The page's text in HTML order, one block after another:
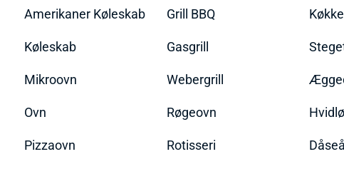
Amerikaner Køleskab
Køleskab
Mikroovn
Ovn
Pizzaovn
Grill BBQ
Gasgrill
Webergrill
Røgeovn
Rotisseri